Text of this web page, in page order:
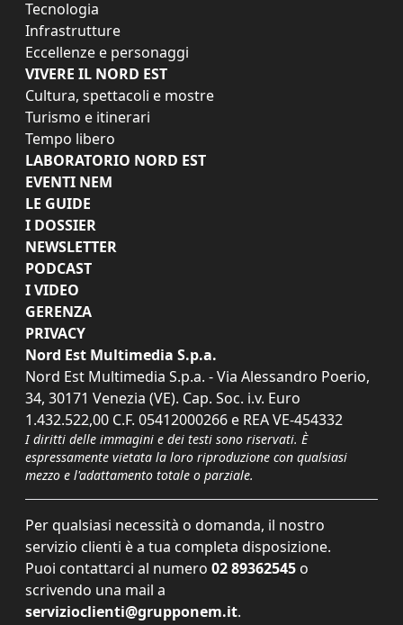
Tecnologia
Infrastrutture
Eccellenze e personaggi
VIVERE IL NORD EST
Cultura, spettacoli e mostre
Turismo e itinerari
Tempo libero
LABORATORIO NORD EST
EVENTI NEM
LE GUIDE
I DOSSIER
NEWSLETTER
PODCAST
I VIDEO
GERENZA
PRIVACY
Nord Est Multimedia S.p.a.
Nord Est Multimedia S.p.a. - Via Alessandro Poerio,
34, 30171 Venezia (VE). Cap. Soc. i.v. Euro
1.432.522,00 C.F. 05412000266 e REA VE-454332
I diritti delle immagini e dei testi sono riservati. È
espressamente vietata la loro riproduzione con qualsiasi
mezzo e l'adattamento totale o parziale.
Per qualsiasi necessità o domanda, il nostro
servizio clienti è a tua completa disposizione.
Puoi contattarci al numero 02 89362545 o
scrivendo una mail a
servizioclienti@grupponem.it.